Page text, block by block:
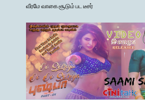
வீரமே வாகை சூடும் பட டீசர்